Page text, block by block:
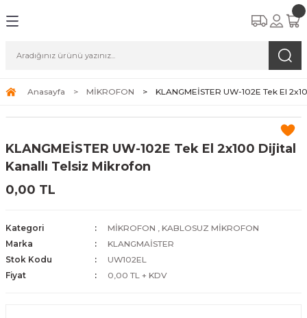
Anasayfa MİKROFON KLANGMEİSTER UW-102E Tek El
KLANGMEİSTER UW-102E Tek El 2x100 Dijital
Kanallı Telsiz Mikrofon
0,00 TL
Kategori MİKROFON , KABLOSUZ MİKROFON
Marka
KLANGMAİSTER
Stok Kodu
UW102EL
Fiyat
0,00 TL + KDV